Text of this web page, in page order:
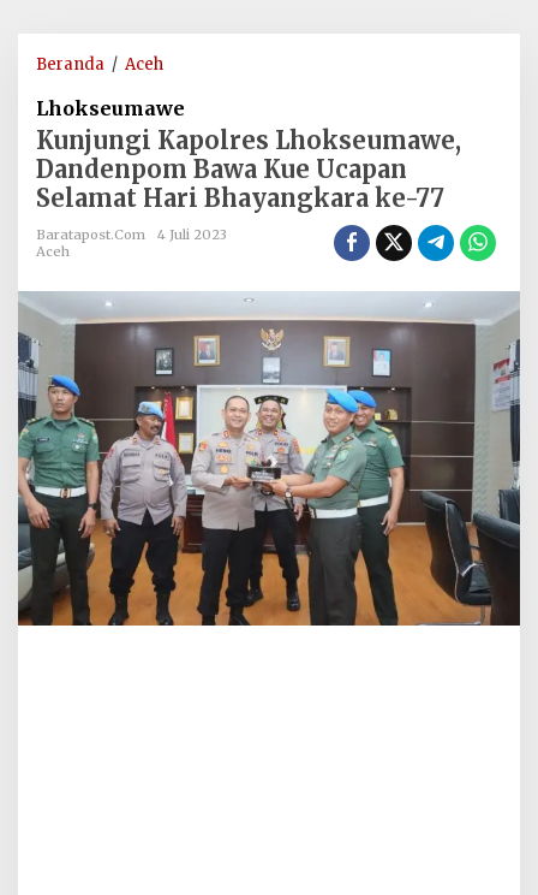
Beranda / Aceh
Lhokseumawe,
Dandenpom
Bawa
Kue
Selamat
Bhayangkara
ke-
77
Lhokseumawe
Kunjungi Kapolres Lhokseumawe,
Dandenpom Bawa Kue Ucapan
Selamat Hari Bhayangkara ke-77
Baratapost.com
4 Juli 2023
Aceh